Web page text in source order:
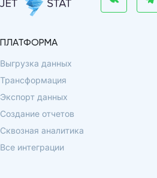
ПЛАТФОРМА
Выгрузка данных
Трансформация
Экспорт данных
Создание отчетов
Сквозная аналитика
Все интеграции